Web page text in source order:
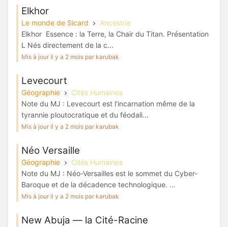
Elkhor
Le monde de Sicard
Ancestrie
Elkhor Essence : la Terre, la Chair du Titan. Présentation
L Nés directement de la c...
Mis à jour il y a 2 mois par karubak
Levecourt
Géographie
Cités Humaines
Note du MJ : Levecourt est l'incarnation même de la
tyrannie ploutocratique et du féodali...
Mis à jour il y a 2 mois par karubak
Néo Versaille
Géographie
Cités Humaines
Note du MJ : Néo-Versailles est le sommet du Cyber-
Baroque et de la décadence technologique. ...
Mis à jour il y a 2 mois par karubak
New Abuja — la Cité-Racine